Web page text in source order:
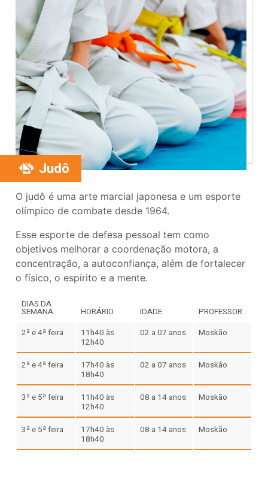
Judô
O judô é uma arte marcial japonesa e um esporte
olímpico de combate desde 1964.
Esse esporte de defesa pessoal tem como
objetivos melhorar a coordenação motora, a
concentração, a autoconfiança, além de fortalecer
o físico, o espírito e a mente.
DIAS DA
SEMANA HORÁRIO IDADE
PROFESSOR
2ª e 4ª feira
11h40 às
12h40
02 a 07 anos Moskão
2ª e 4ª feira
17h40 às
18h40
02 a 07 anos Moskão
3ª e 5ª feira
11h40 às
12h40
08 a 14 anos Moskão
3ª e 5ª feira
17h40 às
18h40
08 a 14 anos Moskão